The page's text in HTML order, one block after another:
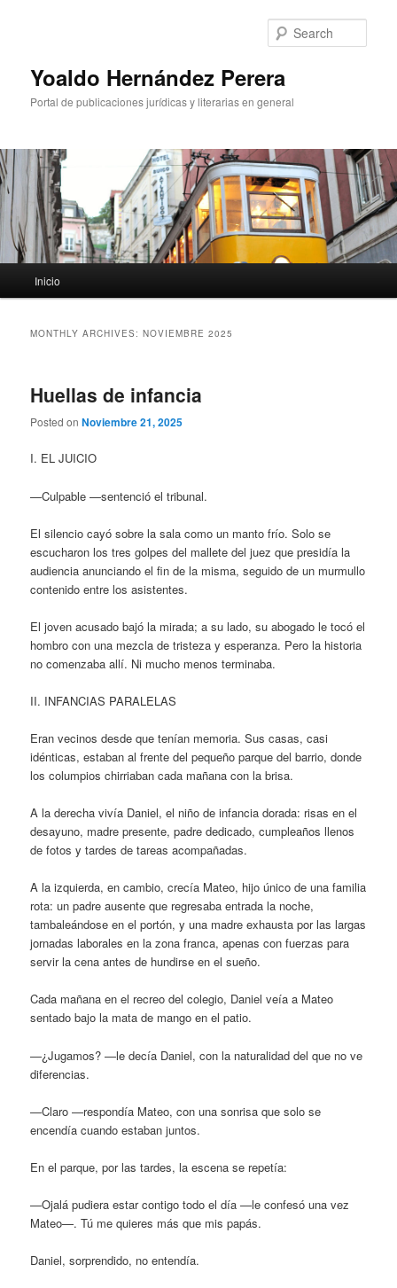
Yoaldo Hernández Perera
Portal de publicaciones jurídicas y literarias en general
Skip to primary content
Skip to secondary content
Inicio
MONTHLY ARCHIVES:NOVIEMBRE 2025
Huellas de infancia
Posted onNoviembre 21, 2025
I. EL JUICIO
—Culpable —sentenció el tribunal.
El silencio cayó sobre la sala como un manto frío. Solo se
escucharon los tres golpes del mallete del juez que presidía la
audiencia anunciando el fin de la misma, seguido de un murmullo
contenido entre los asistentes.
El joven acusado bajó la mirada; a su lado, su abogado le tocó el
hombro con una mezcla de tristeza y esperanza. Pero la historia
no comenzaba allí. Ni mucho menos terminaba.
II. INFANCIAS PARALELAS
Eran vecinos desde que tenían memoria. Sus casas, casi
idénticas, estaban al frente del pequeño parque del barrio, donde
los columpios chirriaban cada mañana con la brisa.
A la derecha vivía Daniel, el niño de infancia dorada: risas en el
desayuno, madre presente, padre dedicado, cumpleaños llenos
de fotos y tardes de tareas acompañadas.
A la izquierda, en cambio, crecía Mateo, hijo único de una familia
rota: un padre ausente que regresaba entrada la noche,
tambaleándose en el portón, y una madre exhausta por las largas
jornadas laborales en la zona franca, apenas con fuerzas para
servir la cena antes de hundirse en el sueño.
Cada mañana en el recreo del colegio, Daniel veía a Mateo
sentado bajo la mata de mango en el patio.
—¿Jugamos? —le decía Daniel, con la naturalidad del que no ve
diferencias.
—Claro —respondía Mateo, con una sonrisa que solo se
encendía cuando estaban juntos.
En el parque, por las tardes, la escena se repetía:
—Ojalá pudiera estar contigo todo el día —le confesó una vez
Mateo—. Tú me quieres más que mis papás.
Daniel, sorprendido, no entendía.